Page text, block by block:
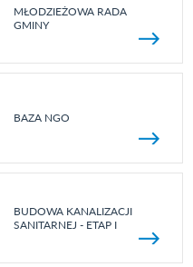
MŁODZIEŻOWA RADA
GMINY
BAZA NGO
BUDOWA KANALIZACJI
SANITARNEJ - ETAP I